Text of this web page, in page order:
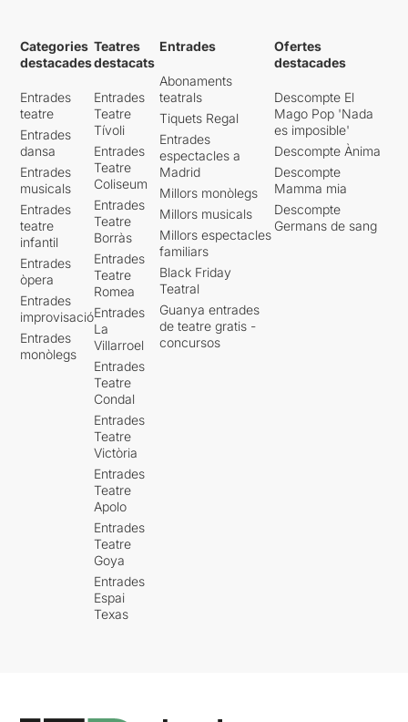
Categories
destacades
Entrades
teatre
Entrades
dansa
Entrades
musicals
Entrades
teatre
infantil
Entrades
òpera
Entrades
improvisació
Entrades
monòlegs
Teatres
destacats
Entrades
Teatre
Tívoli
Entrades
Teatre
Coliseum
Entrades
Teatre
Borràs
Entrades
Teatre
Romea
Entrades
La
Villarroel
Entrades
Teatre
Condal
Entrades
Teatre
Victòria
Entrades
Teatre
Apolo
Entrades
Teatre
Goya
Entrades
Espai
Texas
Entrades
Abonaments
teatrals
Tiquets Regal
Entrades
espectacles a
Madrid
Millors monòlegs
Millors musicals
Millors espectacles
familiars
Black Friday
Teatral
Guanya entrades
de teatre gratis -
concursos
Ofertes
destacades
Descompte El
Mago Pop 'Nada
es imposible'
Descompte Ànima
Descompte
Mamma mia
Descompte
Germans de sang